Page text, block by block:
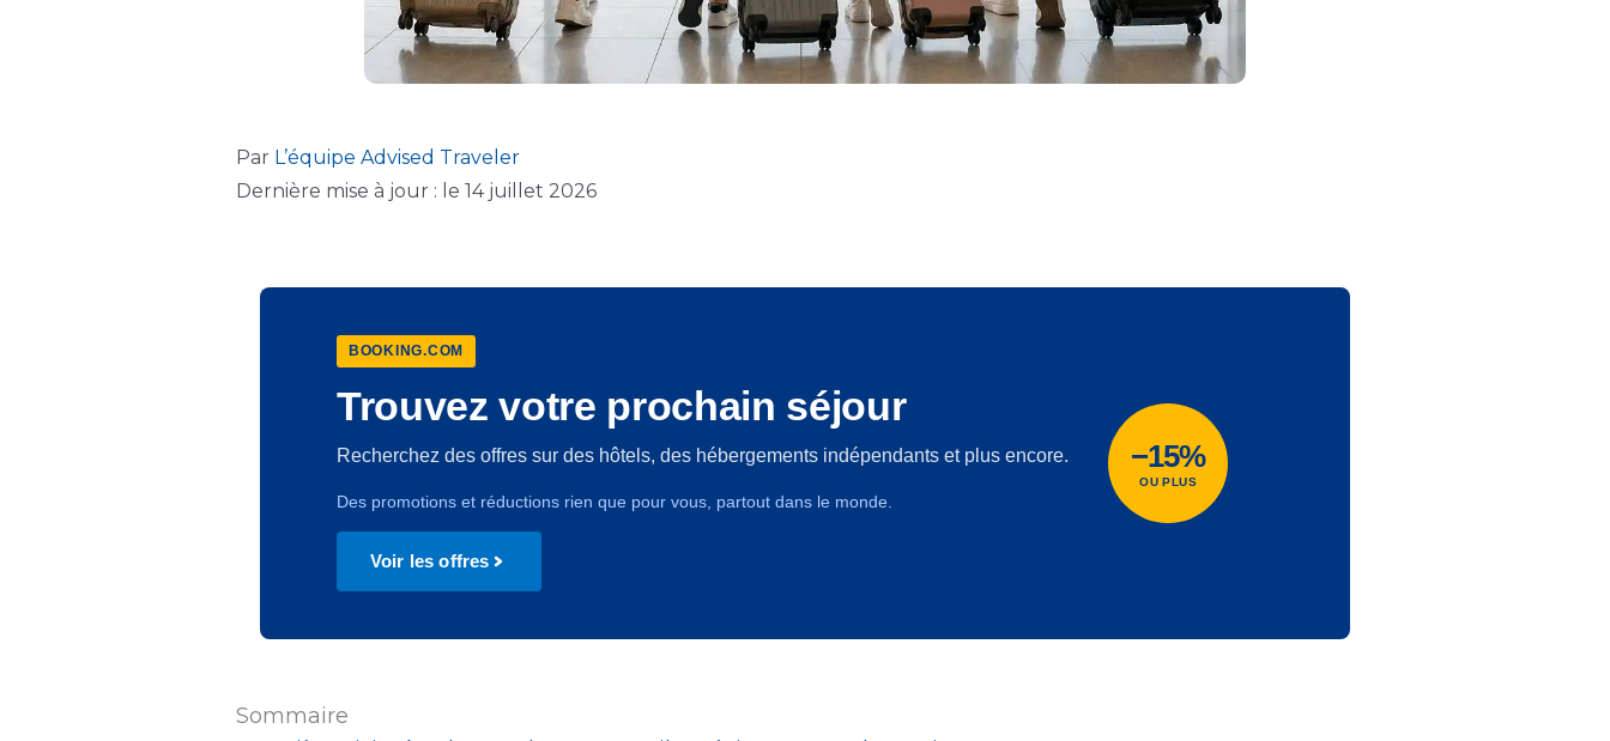
Par L’équipe Advised Traveler
Dernière mise à jour : le 14 juillet 2026
BOOKING.COM
Trouvez votre prochain séjour
Recherchez des offres sur des hôtels, des hébergements indépendants et plus encore.
Des promotions et réductions rien que pour vous, partout dans le monde.
Voir les offres
−15%
OU PLUS
Sommaire